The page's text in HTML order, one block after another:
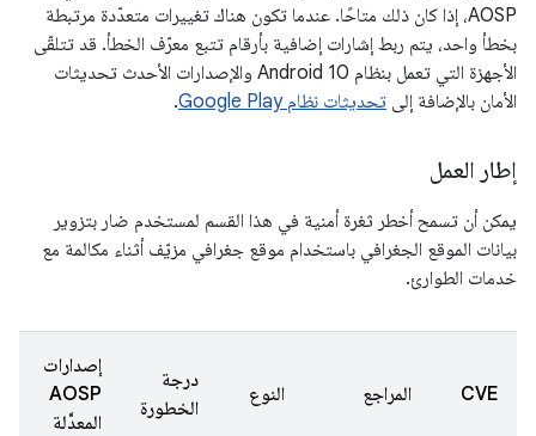
AOSP، إذا كان ذلك متاحًا. عندما تكون هناك تغييرات متعدّدة مرتبطة
بخطأ واحد، يتم ربط إشارات إضافية بأرقام تتبع معرّف الخطأ. قد تتلقّى
الأجهزة التي تعمل بنظام Android 10 والإصدارات الأحدث تحديثات
الأمان بالإضافة إلى تحديثات نظام Google Play .
إطار العمل
يمكن أن تسمح أخطر ثغرة أمنية في هذا القسم لمستخدم ضار بتزوير
بيانات الموقع الجغرافي باستخدام موقع جغرافي مزيّف أثناء مكالمة مع
خدمات الطوارئ.
CVE المراجع النوع
درجة
الخطورة
إصدارات
AOSP
المعدَّلة